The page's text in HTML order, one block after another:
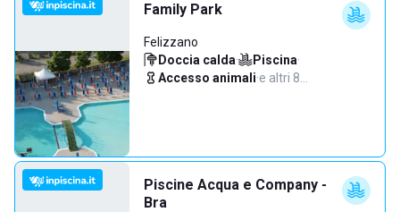
Family Park
Felizzano
Doccia calda· Piscina·
Accesso animali·e altri 8…
Piscine Acqua e Company -
Bra